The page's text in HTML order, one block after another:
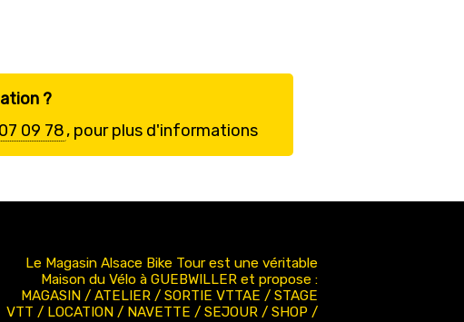
?
09 78, pour plus d'informations
Le Magasin Alsace Bike Tour est une véritable
Maison du Vélo à GUEBWILLER et propose :
MAGASIN / ATELIER / SORTIE VTTAE / STAGE
VTT / LOCATION / NAVETTE / SEJOUR / SHOP /